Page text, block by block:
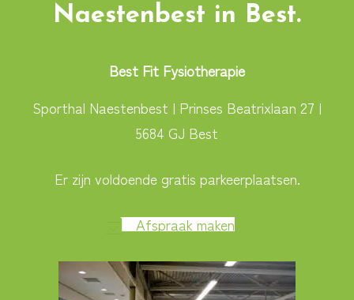
Naestenbest in Best.
Best Fit Fysiotherapie
Sporthal Naestenbest | Prinses Beatrixlaan 27 |
5684 GJ Best
Er zijn voldoende gratis parkeerplaatsen.
Afspraak maken